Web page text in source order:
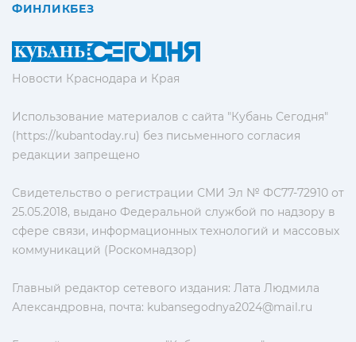
Новости Краснодара и Края
Использование материалов с сайта "Кубань Сегодня"
(https://kubantoday.ru) без письменного согласия
редакции запрещено
Свидетельство о регистрации СМИ Эл № ФС77-72910 от
25.05.2018, выдано Федеральной службой по надзору в
сфере связи, информационных технологий и массовых
коммуникаций (Роскомнадзор)
Главный редактор сетевого издания: Лата Людмила
Александровна, почта: kubansegodnya2024@mail.ru
ФИНЛИКБЕЗ